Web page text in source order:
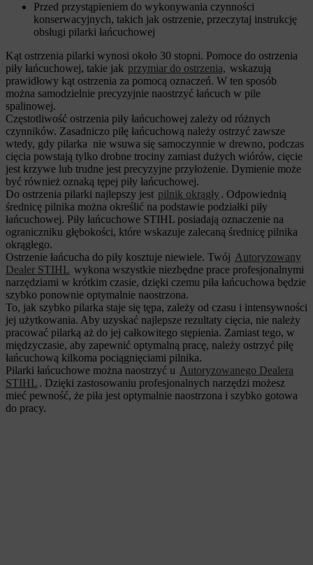
Przed przystąpieniem do wykonywania czynności
konserwacyjnych, takich jak ostrzenie, przeczytaj instrukcję
obsługi pilarki łańcuchowej
Kąt ostrzenia pilarki wynosi około 30 stopni. Pomoce do ostrzenia
piły łańcuchowej, takie jak przymiar do ostrzenia, wskazują
prawidłowy kąt ostrzenia za pomocą oznaczeń. W ten sposób
można samodzielnie precyzyjnie naostrzyć łańcuch w pile
spalinowej.
Częstotliwość ostrzenia piły łańcuchowej zależy od różnych
czynników. Zasadniczo piłę łańcuchową należy ostrzyć zawsze
wtedy, gdy pilarka nie wsuwa się samoczynnie w drewno, podczas
cięcia powstają tylko drobne trociny zamiast dużych wiórów, cięcie
jest krzywe lub trudne jest precyzyjne przyłożenie. Dymienie może
być również oznaką tępej piły łańcuchowej.
Do ostrzenia pilarki najlepszy jest pilnik okrągły. Odpowiednią
średnicę pilnika można określić na podstawie podziałki piły
łańcuchowej. Piły łańcuchowe STIHL posiadają oznaczenie na
ograniczniku głębokości, które wskazuje zalecaną średnicę pilnika
okrągłego.
Ostrzenie łańcucha do piły kosztuje niewiele. Twój Autoryzowany
Dealer STIHL wykona wszystkie niezbędne prace profesjonalnymi
narzędziami w krótkim czasie, dzięki czemu piła łańcuchowa będzie
szybko ponownie optymalnie naostrzona.
To, jak szybko pilarka staje się tępa, zależy od czasu i intensywności
jej użytkowania. Aby uzyskać najlepsze rezultaty cięcia, nie należy
pracować pilarką aż do jej całkowitego stępienia. Zamiast tego, w
międzyczasie, aby zapewnić optymalną pracę, należy ostrzyć piłę
łańcuchową kilkoma pociągnięciami pilnika.
Pilarki łańcuchowe można naostrzyć u Autoryzowanego Dealera
STIHL . Dzięki zastosowaniu profesjonalnych narzędzi możesz
mieć pewność, że piła jest optymalnie naostrzona i szybko gotowa
do pracy.